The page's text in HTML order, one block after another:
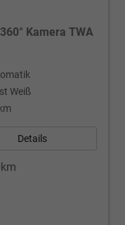
Kamera TWA
Weiß
Details